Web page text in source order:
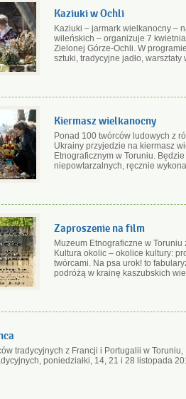
Kaziuki w Ochli
Kaziuki – jarmark wielkanocny –
wileńskich – organizuje 7
Zielonej Górze-Ochli. W
sztuki, tradycyjne jadło,
Kiermasz wielkanocny
Ponad 100 twórców ludowych z
Ukrainy przyjedzie na kiermasz
Etnograficznym w Toruniu.
niepowtarzalnych, ręcznie
Zaproszenie na film
Muzeum Etnograficzne w
Kultura okolic – okolice kultury:
twórcami. Na psa urok! to
podróżą w krainę kaszubskich
tradycyjnych z Francji i Portugalii w
poniedziałki, 14, 21 i 28 listopada